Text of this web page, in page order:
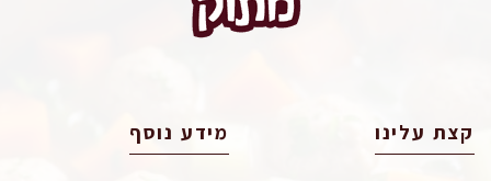
קצת עלינו מידע נוסף